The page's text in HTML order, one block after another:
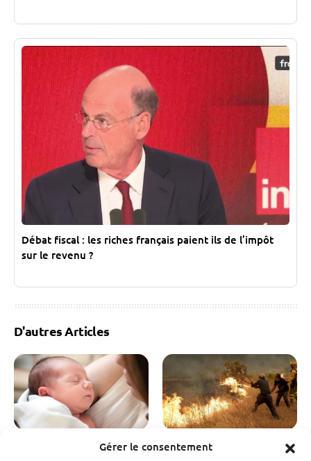
Gérer le consentement
Débat fiscal : les riches français paient ils de l’impôt
sur le revenu ?
D'autres Articles
Société Assurance